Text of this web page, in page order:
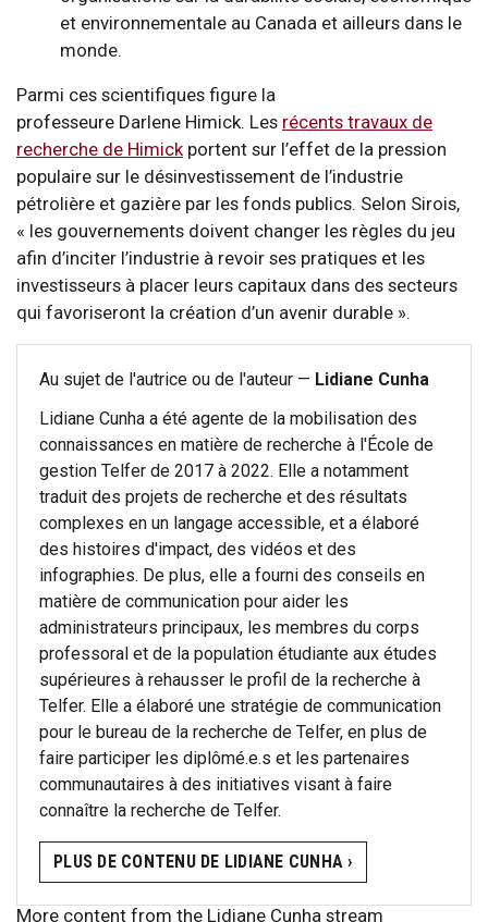
et environnementale au Canada et ailleurs dans le
monde.
Parmi ces scientifiques figure la
professeure Darlene Himick. Les récents travaux de
recherche de Himick portent sur l’effet de la pression
populaire sur le désinvestissement de l’industrie
pétrolière et gazière par les fonds publics. Selon Sirois,
« les gouvernements doivent changer les règles du jeu
afin d’inciter l’industrie à revoir ses pratiques et les
investisseurs à placer leurs capitaux dans des secteurs
qui favoriseront la création d’un avenir durable ».
Au sujet de l'autrice ou de l'auteur — Lidiane Cunha
Lidiane Cunha a été agente de la mobilisation des
connaissances en matière de recherche à l'École de
gestion Telfer de 2017 à 2022. Elle a notamment
traduit des projets de recherche et des résultats
complexes en un langage accessible, et a élaboré
des histoires d'impact, des vidéos et des
infographies. De plus, elle a fourni des conseils en
matière de communication pour aider les
administrateurs principaux, les membres du corps
professoral et de la population étudiante aux études
supérieures à rehausser le profil de la recherche à
Telfer. Elle a élaboré une stratégie de communication
pour le bureau de la recherche de Telfer, en plus de
faire participer les diplômé.e.s et les partenaires
communautaires à des initiatives visant à faire
connaître la recherche de Telfer.
PLUS DE CONTENU DE LIDIANE CUNHA ›
More content from the Lidiane Cunha stream